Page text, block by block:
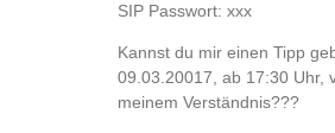
SIP Passwort: xxx
Kannst du mir einen Tipp
09.03.20017, ab 17:30 Uhr,
meinem Verständnis???